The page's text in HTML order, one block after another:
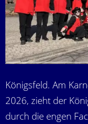
Königsfeld. Am
2026, zieht der
durch die engen